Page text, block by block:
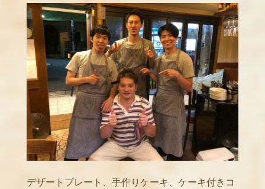
デザートプレート、手作りケーキ、ケーキ付きコ